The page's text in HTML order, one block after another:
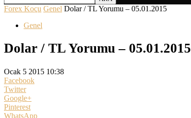
Forex Koçu Genel Dolar / TL Yorumu – 05.01.2015
Genel
Dolar / TL Yorumu – 05.01.2015
Ocak 5 2015 10:38
Facebook
Twitter
Google+
Pinterest
WhatsApp